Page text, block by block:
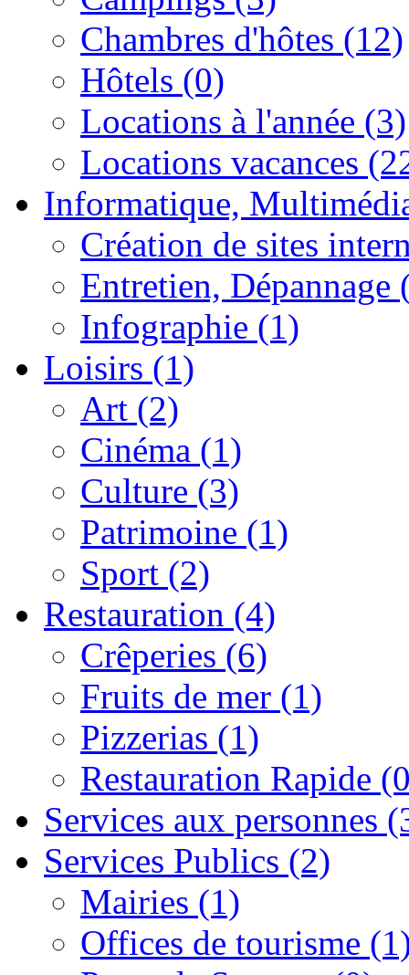
Chambres d'hôtes (12)
Hôtels (0)
Locations à l'année (3)
Locations vacances
Informatique,
Création de sites
Entretien, Dépannage
Infographie (1)
Loisirs (1)
Art (2)
Cinéma (1)
Culture (3)
Patrimoine (1)
Sport (2)
Restauration (4)
Crêperies (6)
Fruits de mer (1)
Pizzerias (1)
Restauration Rapide
Services aux personnes
Services Publics (2)
Mairies (1)
Offices de tourisme